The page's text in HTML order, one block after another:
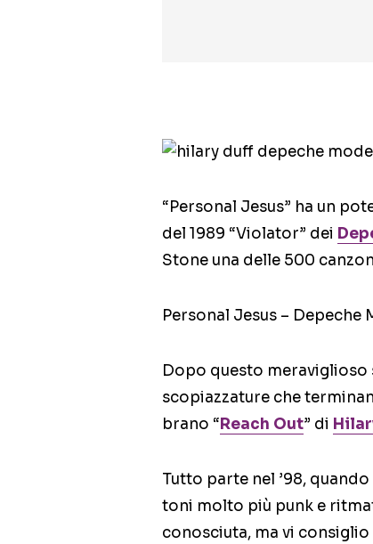
“Personal Jesus” ha un
del 1989 “Violator” dei
Stone una delle 500
Personal Jesus – Depeche
Dopo questo meraviglioso
scopiazzature che
brano “Reach Out” di
Tutto parte nel ’98,
toni molto più punk e
conosciuta, ma vi